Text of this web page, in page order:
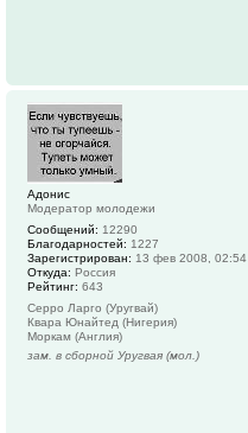
Адонис
Модератор молодежи
Сообщений: 12290
Благодарностей: 1227
Зарегистрирован: 13 фев 2008, 02:54
Откуда: Россия
Рейтинг: 643
Серро Ларго (Уругвай)
Квара Юнайтед (Нигерия)
Моркам (Англия)
зам. в сборной Уругвая (мол.)